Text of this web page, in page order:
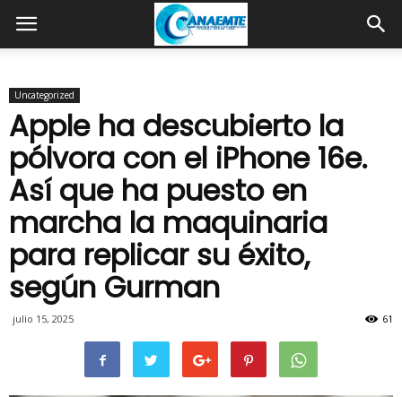
Uncategorized
Apple ha descubierto la
pólvora con el iPhone 16e.
Así que ha puesto en
marcha la maquinaria
para replicar su éxito,
según Gurman
julio 15, 2025 61